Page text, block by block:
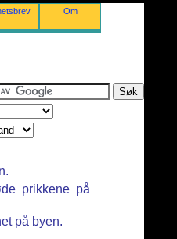
Om
prikkene på
på byen.